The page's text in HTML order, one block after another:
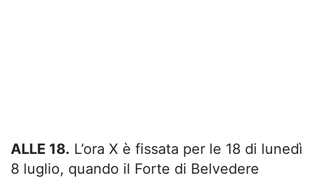
ALLE 18. L’ora X è fissata per le 18 di lunedì
8 luglio, quando il Forte di Belvedere